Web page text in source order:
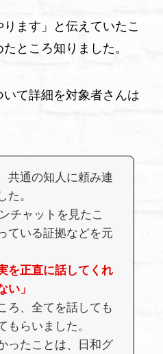
ます」と伝えていたこ
ところ知りました。
て詳細を対象者さんは
共通の知人に頼み連
た。
チャットを見たこ
ている証拠などを元
を正直に話してくれ
い」
ろ、全てを話しても
もらいました。
ったことは、日和グ